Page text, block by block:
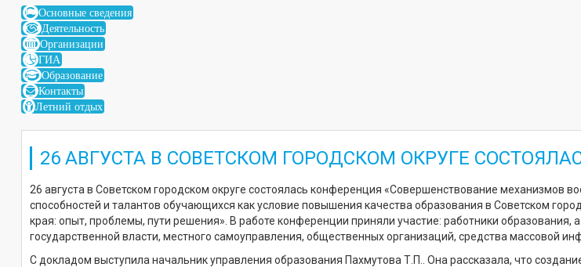
Основные сведения
Деятельность
Организации
ГИА
Образование
Контакты
Летний отдых
26 АВГУСТА В СОВЕТСКОМ ГОРОДСКОМ ОКРУГЕ
26 августа в Советском городском округе состоялась конференция «Совершенствование механизмов
способностей и талантов обучающихся как условие повышения качества образования в Советском
края: опыт, проблемы, пути решения». В работе конференции приняли участие: работники образования,
государственной власти, местного самоуправления, общественных организаций, средства массовой
С докладом выступила начальник управления образования Пахмутова Т.П.. Она рассказала, что